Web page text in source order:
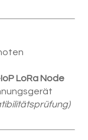
LoRa Node